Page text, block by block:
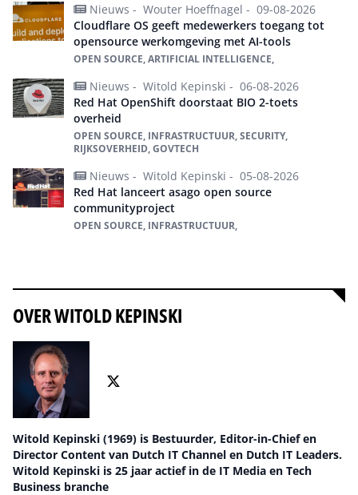
Nieuws - Wouter Hoeffnagel - 09-08-2026
Cloudflare OS geeft medewerkers toegang tot
opensource werkomgeving met AI-tools
OPEN SOURCE, ARTIFICIAL INTELLIGENCE,
Nieuws - Witold Kepinski - 06-08-2026
Red Hat OpenShift doorstaat BIO 2-toets
overheid
OPEN SOURCE, INFRASTRUCTUUR, SECURITY,
RIJKSOVERHEID, GOVTECH
Nieuws - Witold Kepinski - 05-08-2026
Red Hat lanceert asago open source
communityproject
OPEN SOURCE, INFRASTRUCTUUR,
OVER WITOLD KEPINSKI
Witold Kepinski (1969) is Bestuurder, Editor-in-Chief en
Director Content van Dutch IT Channel en Dutch IT Leaders.
Witold Kepinski is 25 jaar actief in de IT Media en Tech
Business branche